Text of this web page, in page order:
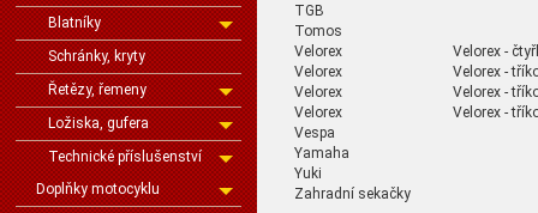
Blatníky
Schránky, kryty
Řetězy, řemeny
Ložiska, gufera
Technické příslušenství
Doplňky motocyklu
TGB
Tomos
Velorex
Velorex -
Velorex
Velorex -
Velorex
Velorex -
Velorex
Velorex -
Vespa
Yamaha
Yuki
Zahradní sekačky